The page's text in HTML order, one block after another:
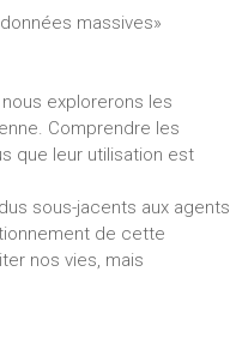
massives»
nous explorerons les
Comprendre les
que leur utilisation est
sous-jacents aux agents
de cette
nos vies, mais